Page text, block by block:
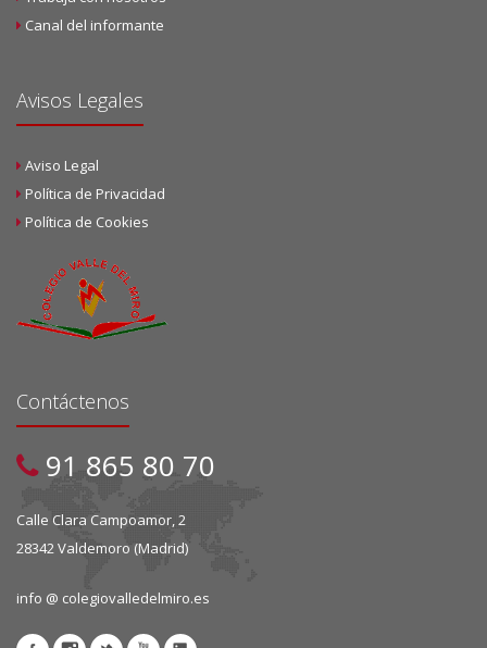
Canal del informante
Avisos Legales
Aviso Legal
Política de Privacidad
Política de Cookies
Contáctenos
91 865 80 70
Calle Clara Campoamor, 2
28342 Valdemoro (Madrid)
info @ colegiovalledelmiro.es